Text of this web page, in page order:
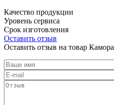
Качество продукции
Уровень сервиса
Срок изготовления
Оставить отзыв
Оставить отзыв на товар Камора